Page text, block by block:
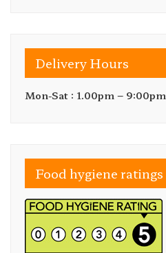
Delivery Hours
Mon-Sat : 1.00pm – 9:00pm
Food hygiene ratings